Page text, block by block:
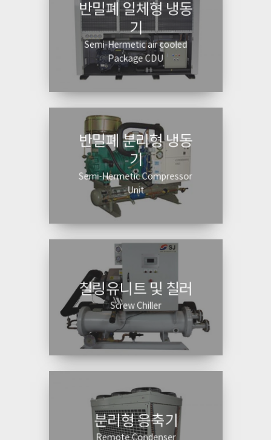
반밀폐 일체형 냉동
기
Semi-Hermetic air cooled
Package CDU
반밀폐 분리형 냉동
기
Semi-Hermetic Compressor
Unit
칠링유니트 및 칠러
Screw Chiller
분리형 응축기